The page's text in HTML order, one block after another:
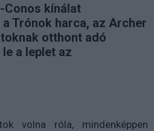
Conos kínálat
Trónok harca, az Archer
otthont adó
a leplet az
volna róla, mindenképpen